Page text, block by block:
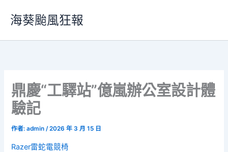
要
海葵颱風狂報
鼎慶“工驛站”億嵐辦公室設計體
驗記
作者:admin/2026 年 3 月 15 日
Razer雷蛇電競椅